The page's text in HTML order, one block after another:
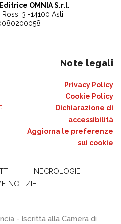
Editrice OMNIA S.r.l.
3 -14100 Asti
Note legali
Privacy Policy
Cookie Policy
Dichiarazione di
accessibilità
Aggiorna le preferenze
sui cookie
NECROLOGIE
NOTIZIE
- Iscritta alla Camera di